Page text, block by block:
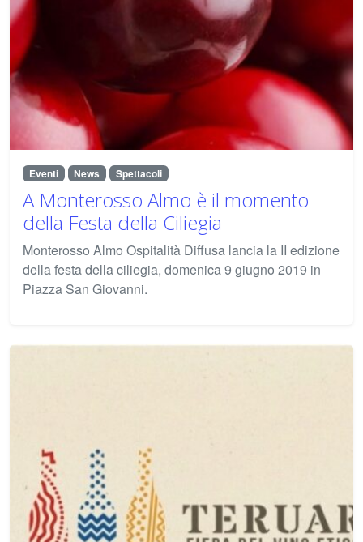
Eventi News Spettacoli
A Monterosso Almo è il momento
della Festa della Ciliegia
Monterosso Almo Ospitalità Diffusa lancia la II edizione
della festa della ciliegia, domenica 9 giugno 2019 in
Piazza San Giovanni.